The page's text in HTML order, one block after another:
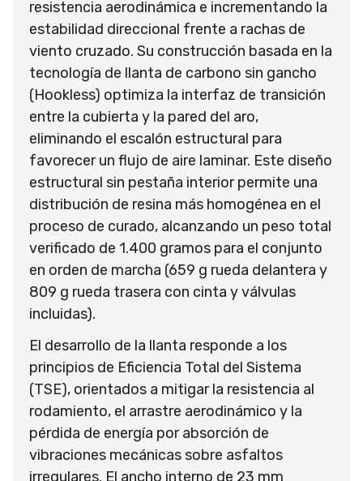
resistencia aerodinámica e incrementando la
estabilidad direccional frente a rachas de
viento cruzado. Su construcción basada en la
tecnología de llanta de carbono sin gancho
(Hookless) optimiza la interfaz de transición
entre la cubierta y la pared del aro,
eliminando el escalón estructural para
favorecer un flujo de aire laminar. Este diseño
estructural sin pestaña interior permite una
distribución de resina más homogénea en el
proceso de curado, alcanzando un peso total
verificado de 1.400 gramos para el conjunto
en orden de marcha (659 g rueda delantera y
809 g rueda trasera con cinta y válvulas
incluidas).
El desarrollo de la llanta responde a los
principios de Eficiencia Total del Sistema
(TSE), orientados a mitigar la resistencia al
rodamiento, el arrastre aerodinámico y la
pérdida de energía por absorción de
vibraciones mecánicas sobre asfaltos
irregulares. El ancho interno de 23 mm